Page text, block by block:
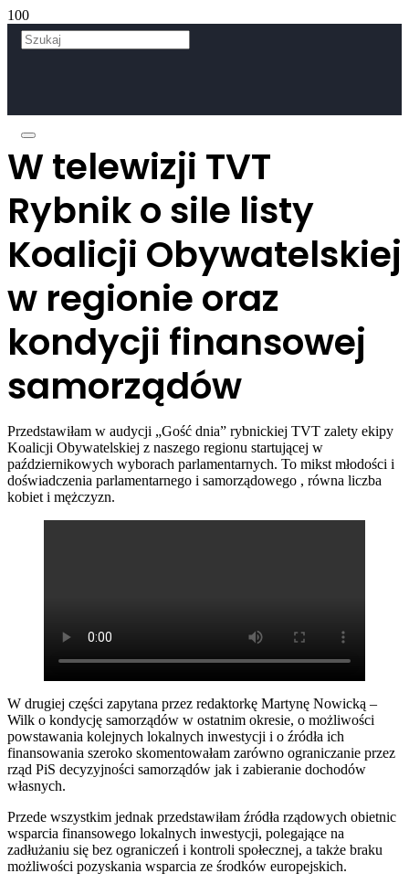
W telewizji TVT
Rybnik o sile listy
Koalicji Obywatelskiej
w regionie oraz
kondycji finansowej
samorządów
Przedstawiłam w audycji „Gość dnia” rybnickiej TVT zalety ekipy
Koalicji Obywatelskiej z naszego regionu startującej w
październikowych wyborach parlamentarnych. To mikst młodości i
doświadczenia parlamentarnego i samorządowego , równa liczba
kobiet i mężczyzn.
W drugiej części zapytana przez redaktorkę Martynę Nowicką –
Wilk o kondycję samorządów w ostatnim okresie, o możliwości
powstawania kolejnych lokalnych inwestycji i o źródła ich
finansowania szeroko skomentowałam zarówno ograniczanie przez
rząd PiS decyzyjności samorządów jak i zabieranie dochodów
własnych.
Przede wszystkim jednak przedstawiłam źródła rządowych obietnic
wsparcia finansowego lokalnych inwestycji, polegające na
zadłużaniu się bez ograniczeń i kontroli społecznej, a także braku
możliwości pozyskania wsparcia ze środków europejskich.